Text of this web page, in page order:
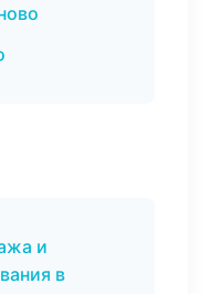
и
в